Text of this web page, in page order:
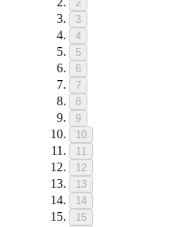
2
3
4
5
6
7
8
9
10
11
12
13
14
15